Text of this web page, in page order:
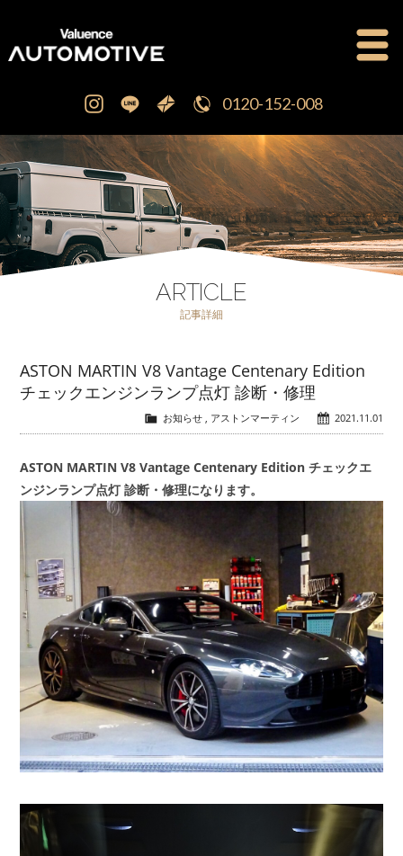
0120-152-008
公式ブログ OFFICIAL BLOG
新車・中古車販売 CAR SALES
注文販売 ORDER SALES
点検修理・車検
会社概要 COMPANY
お問い合わせ
ARTICLE
記事詳細
ASTON MARTIN V8 Vantage Centenary Edition
チェックエンジンランプ点灯 診断・修理
2021.11.01
お知らせ, アストンマーティン
ASTON MARTIN V8 Vantage Centenary Edition チェックエ
ンジンランプ点灯 診断・修理になります。